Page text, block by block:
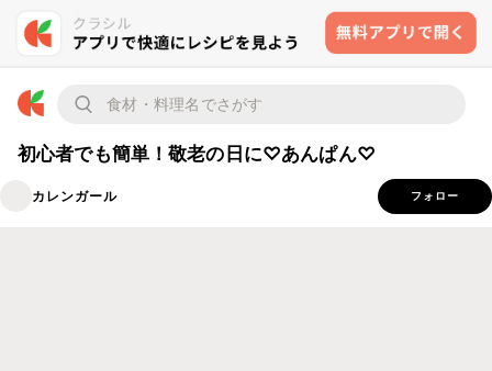
初心者でも簡単！敬老の日に♡あんぱん♡
カレンガール フォロー